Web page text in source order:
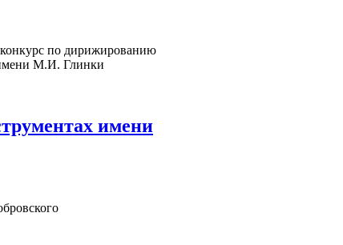
по дирижированию
имени М.И. Глинки
имени